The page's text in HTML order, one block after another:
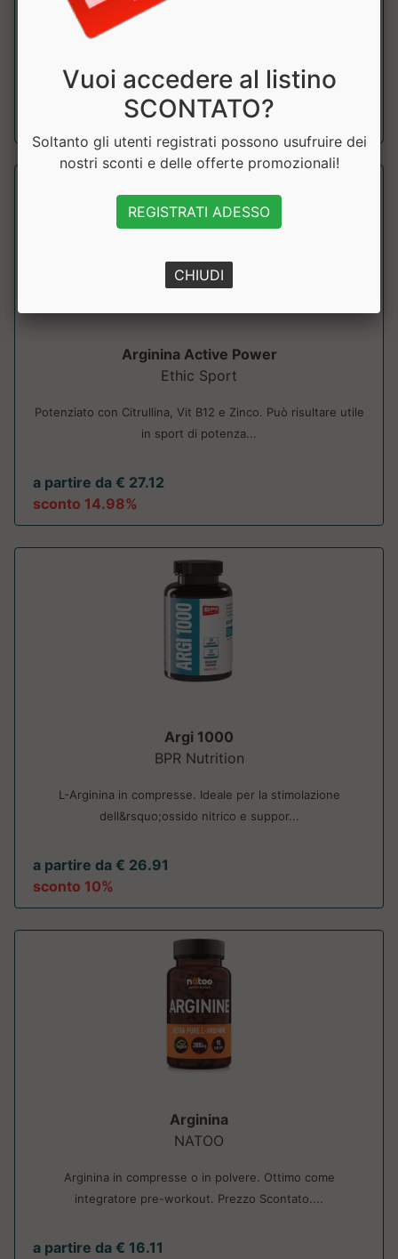
Aminoacido semi-essenziale che migliora la salute
a partire da € 17.59
sconto 20.01%
Arginina Active Power
Ethic Sport
Potenziato con Citrullina, Vit B12 e Zinco. Può risultare utile
in sport di potenza...
a partire da € 27.12
sconto 14.98%
Argi 1000
BPR Nutrition
L-Arginina in compresse. Ideale per la stimolazione
dell&rsquo;ossido nitrico e suppor...
a partire da € 26.91
sconto 10%
Arginina
NATOO
Arginina in compresse o in polvere. Ottimo come
integratore pre-workout. Prezzo Scontato....
a partire da € 16.11
Vuoi accedere al listino
SCONTATO?
Soltanto gli utenti registrati possono usufruire dei
nostri sconti e delle offerte promozionali!
REGISTRATI ADESSO
CHIUDI